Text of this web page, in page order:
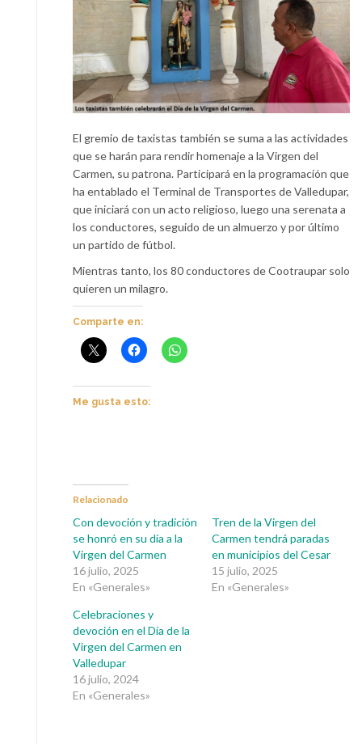
El gremio de taxistas también se suma a las actividades
que se harán para rendir homenaje a la Virgen del
Carmen, su patrona. Participará en la programación que
ha entablado el Terminal de Transportes de Valledupar,
que iniciará con un acto religioso, luego una serenata a
los conductores, seguido de un almuerzo y por último
un partido de fútbol.
Mientras tanto, los 80 conductores de Cootraupar solo
quieren un milagro.
Comparte en:
Me gusta esto:
Relacionado
Con devoción y tradición
se honró en su día a la
Virgen del Carmen
16 julio, 2025
En «Generales»
Tren de la Virgen del
Carmen tendrá paradas
en municipios del Cesar
15 julio, 2025
En «Generales»
Celebraciones y
devoción en el Día de la
Virgen del Carmen en
Valledupar
16 julio, 2024
En «Generales»